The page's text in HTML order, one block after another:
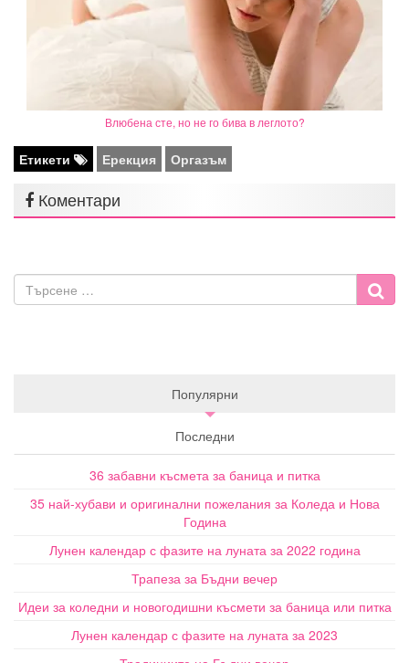
Влюбена сте, но не го бива в леглото?
Етикети Ерекция Оргазъм
Коментари
Популярни
Последни
36 забавни късмета за баница и питка
35 най-хубави и оригинални пожелания за Коледа и Нова
Година
Лунен календар с фазите на луната за 2022 година
Трапеза за Бъдни вечер
Идеи за коледни и новогодишни късмети за баница или питка
Лунен календар с фазите на луната за 2023